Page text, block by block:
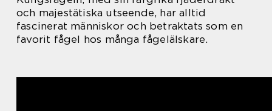
och majestätiska utseende, har alltid
fascinerat människor och betraktats som en
favorit fågel hos många fågelälskare.